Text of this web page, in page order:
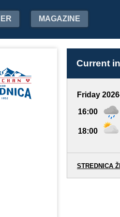
MAGAZINE
Current
Friday
16:00
18:00
STREDNICA